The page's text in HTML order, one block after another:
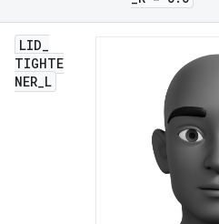
LID_
TIGHTE
NER_L